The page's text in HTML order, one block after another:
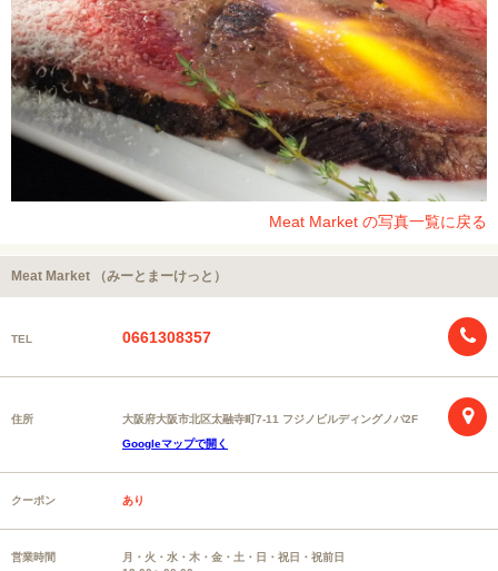
Meat Market の写真一覧に戻る
Meat Market （みーとまーけっと）
TEL 0661308357
住所
大阪府大阪市北区太融寺町7-11 フジノビルディングノバ2F
Googleマップで開く
クーポン あり
営業時間
月・火・水・木・金・土・日・祝日・祝前日